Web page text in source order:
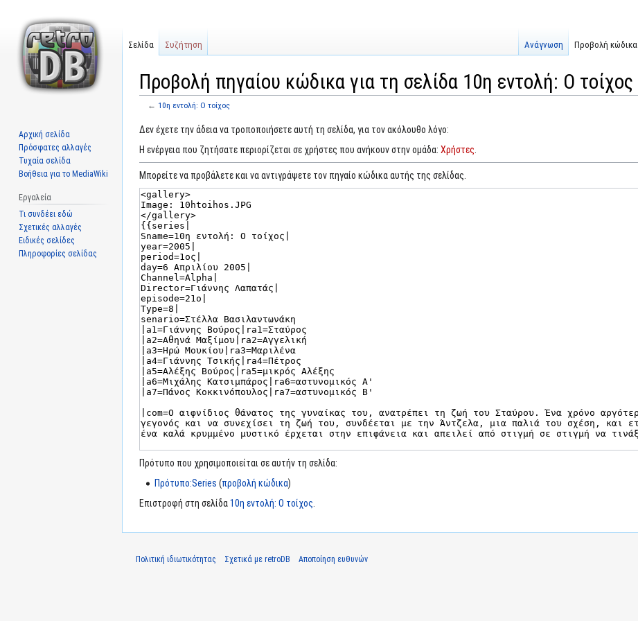
Προβολή πηγαίου κώδικα για τη σελίδα 10η εντολή: Ο τοίχος
← 10η εντολή: Ο τοίχος
Μετάβαση
στην
Πήδηση
στην
Δεν έχετε την άδεια να τροποποιήσετε αυτή τη σελίδα, για τον ακόλουθο λόγο:
Η ενέργεια που ζητήσατε περιορίζεται σε χρήστες που ανήκουν στην ομάδα: Χρήστες
Μπορείτε να προβάλετε και να αντιγράψετε τον πηγαίο κώδικα αυτής της σελίδας.
Πρότυπο που χρησιμοποιείται σε αυτήν τη σελίδα:
Πρότυπο:Series (προβολή κώδικα)
Επιστροφή στη σελίδα10η εντολή: Ο τοίχος.
Σελίδα Συζήτηση Ανάγνωση Προβολή κώδικα
Αρχική σελίδα
Πρόσφατες αλλαγές
Τυχαία σελίδα
Βοήθεια για το MediaWiki
Εργαλεία
Τι συνδέει εδώ
Σχετικές αλλαγές
Ειδικές σελίδες
Πληροφορίες σελίδας
Πολιτική ιδιωτικότητας Σχετικά με retroDB Αποποίηση ευθυνών